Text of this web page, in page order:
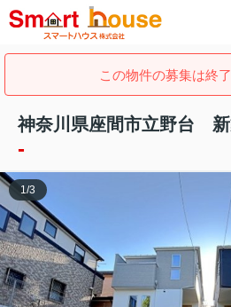
この物件の募集は終了
神奈川県座間市立野台
-
1/3